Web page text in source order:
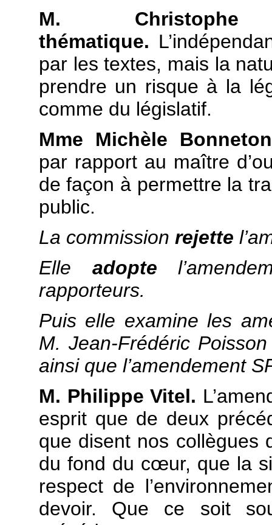
M. Christophe
thématique.
par les textes, mais la
prendre un risque à la
comme du législatif.
Mme Michèle
par rapport au maître
de façon à permettre la
public.
La commission rejette
Elle adopte
rapporteurs.
Puis elle examine les
M. Jean-Frédéric
ainsi que l’amendement
M. Philippe Vitel.
esprit que de deux
que disent nos collègues
du fond du cœur, que la
respect de
devoir. Que ce soit